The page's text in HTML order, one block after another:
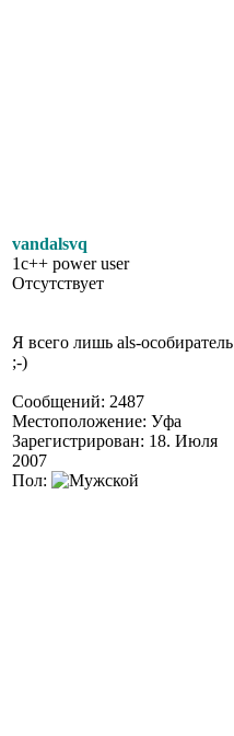
vandalsvq
1c++ power user
Отсутствует
Я всего лишь als-особиратель
;-)
Сообщений: 2487
Местоположение: Уфа
Зарегистрирован: 18. Июля
2007
Пол: